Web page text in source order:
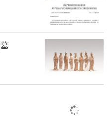
林产品集市系列活
务保障工作；新媒体
新意的短视频，推广
食美景和精品民宿，
等精品民宿在抖音、
自由职业成员主动投
观提升、夜间经济服
的社会阶层人士助力